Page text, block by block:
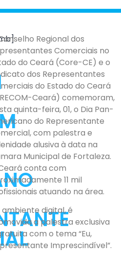
Regional dos
Comerciais no
do Ceará (Core-CE) e o
dos Representantes
do Estado do Ceará
Ceará) comemoram,
quinta-feira, 01, o Dia Pan-
do Representante
com palestra e
alusiva à data na
Municipal de Fortaleza.
conta com
11 mil
atuando na área.
ambiente digital, é
a palestra exclusiva
com o tema “Eu,
Imprescindível”.